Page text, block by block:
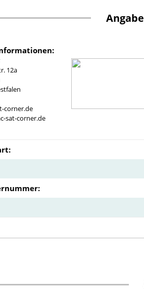
12a
corner.de
sat-corner.de